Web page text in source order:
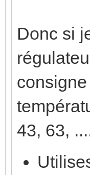
Donc si
43, 63,